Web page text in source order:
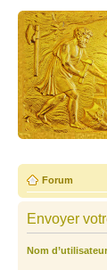
Forum
Envoyer
Nom